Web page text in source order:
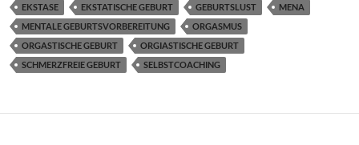
EKSTASE EKSTATISCHE GEBURT GEBURTSLUST
MENA
MENTALE GEBURTSVORBEREITUNG
ORGASMUS
ORGASTISCHE GEBURT
ORGIASTISCHE GEBURT
SCHMERZFREIE GEBURT
SELBSTCOACHING